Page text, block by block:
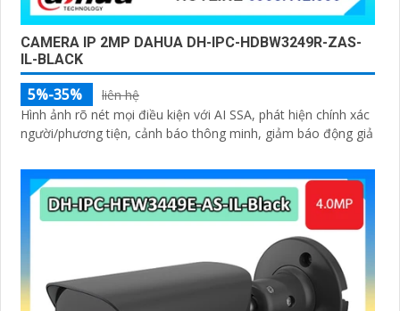
CAMERA IP 2MP DAHUA DH-IPC-HDBW3249R-ZAS-
IL-BLACK
5%-35%
liên hệ
Hình ảnh rõ nét mọi điều kiện với AI SSA, phát hiện chính xác
người/phương tiện, cảnh báo thông minh, giảm báo động giả